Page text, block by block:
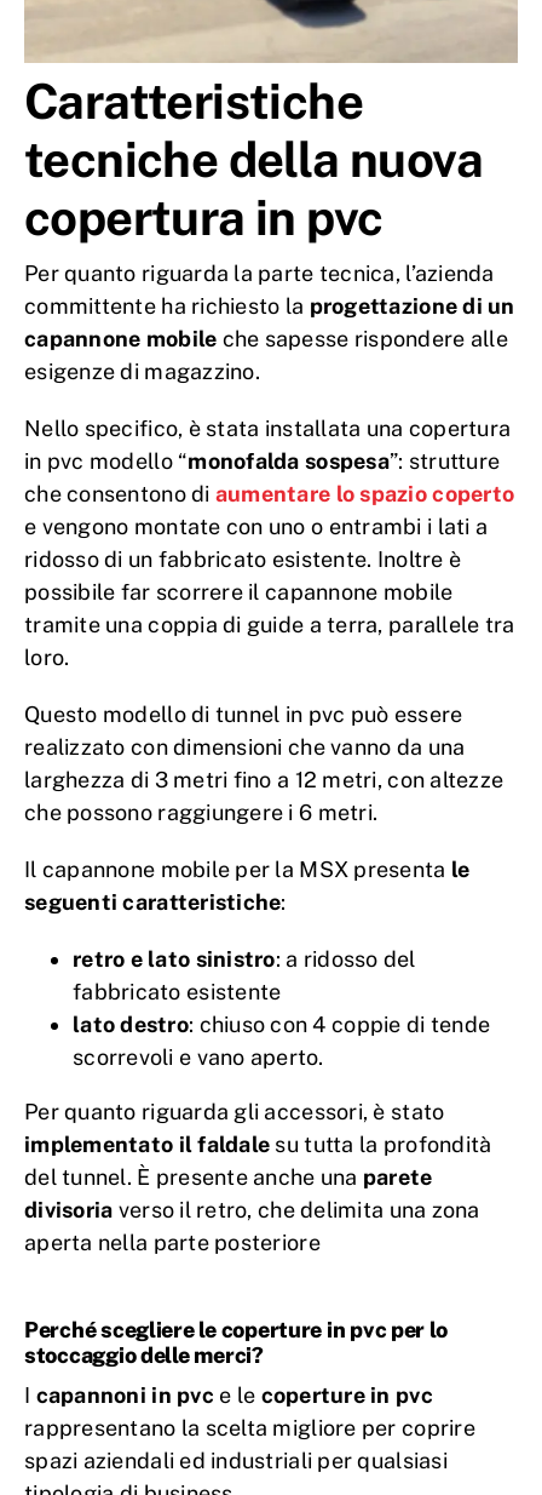
Caratteristiche
tecniche della nuova
copertura in pvc
Per quanto riguarda la parte tecnica, l’azienda
committente ha richiesto la progettazione di un
capannone mobile che sapesse rispondere alle
esigenze di magazzino.
Nello specifico, è stata installata una copertura
in pvc modello “monofalda sospesa”: strutture
che consentono di aumentare lo spazio coperto
e vengono montate con uno o entrambi i lati a
ridosso di un fabbricato esistente. Inoltre è
possibile far scorrere il capannone mobile
tramite una coppia di guide a terra, parallele tra
loro.
Questo modello di tunnel in pvc può essere
realizzato con dimensioni che vanno da una
larghezza di 3 metri fino a 12 metri, con altezze
che possono raggiungere i 6 metri.
Il capannone mobile per la MSX presenta le
seguenti caratteristiche:
retro e lato sinistro: a ridosso del
fabbricato esistente
lato destro: chiuso con 4 coppie di tende
scorrevoli e vano aperto.
Per quanto riguarda gli accessori, è stato
implementato il faldale su tutta la profondità
del tunnel. È presente anche una parete
divisoria verso il retro, che delimita una zona
aperta nella parte posteriore
Perché scegliere le coperture in pvc per lo
stoccaggio delle merci?
I capannoni in pvc e le coperture in pvc
rappresentano la scelta migliore per coprire
spazi aziendali ed industriali per qualsiasi